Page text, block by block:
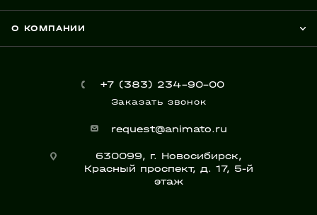
О КОМПАНИИ
+7 (383) 234-90-00
Заказать звонок
request@animato.ru
630099, г. Новосибирск,
Красный проспект, д. 17, 5-й
этаж